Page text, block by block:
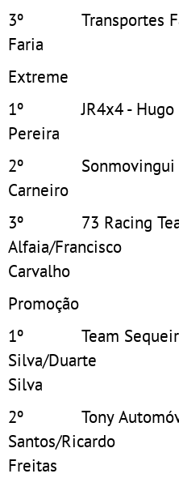
3º Transportes
Extreme
1º JR4x4 - Hugo
2º Sonmovingui –
3º 73 Racing
Alfaia/Francisco
Promoção
1º Team
Silva/Duarte
2º Tony
Santos/Ricardo